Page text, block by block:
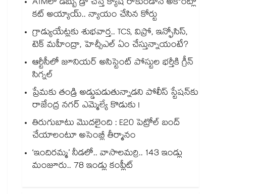
కట్ అయ్యాయ్.. న్యాయం చేసిన కోర్టు
గ్రాడ్యుయేట్లకు శుభవార్త.. TCS, విప్రో, ఇన్ఫోసిస్,
టెక్ మహీంద్రా, హెచ్సీఎల్ ఏం చేస్తున్నాయంటే?
ఆర్టీసీలో జూనియర్ అసిస్టెంట్‌‌ పోస్టుల భర్తీకి గ్రీన్‌‌
సిగ్నల్
ప్రేమకు తండ్రి అడ్డుపడుతున్నాడని పోలీస్ స్టేషన్⁪కు
రాజేంద్ర నగర్ ఎమ్మెల్యే కొడుకు !
తిరుగుబాటు మొదలైంది : E20 పెట్రోల్ బంద్
చేయాలంటూ అసెంబ్లీ తీర్మానం
‘ఇందిరమ్మ’ నీడలో.. వాసాలమర్రి.. 143 ఇండ్లు
మంజూరు.. 78 ఇండ్లు కంప్లీట్